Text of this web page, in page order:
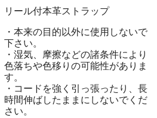
リール付本革ストラップ
・本来の目的以外に使用しないで
下さい。
・湿気、摩擦などの諸条件により
色落ちや色移りの可能性がありま
す。
・コードを強く引っ張ったり、長
時間伸ばしたままにしないでくだ
さい。